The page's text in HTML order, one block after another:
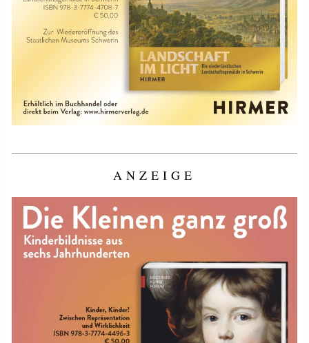
ANZEIGE